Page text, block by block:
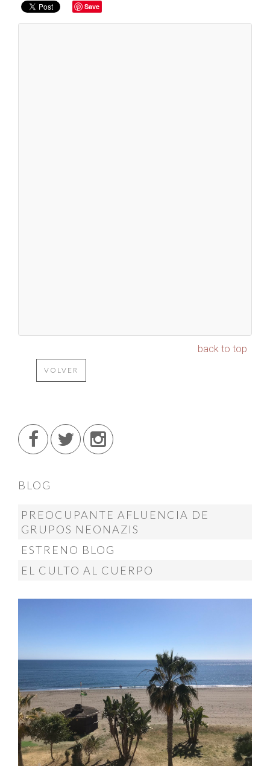
Save
back to top
VOLVER
BLOG
PREOCUPANTE AFLUENCIA DE
GRUPOS NEONAZIS
ESTRENO BLOG
EL CULTO AL CUERPO
MÁS